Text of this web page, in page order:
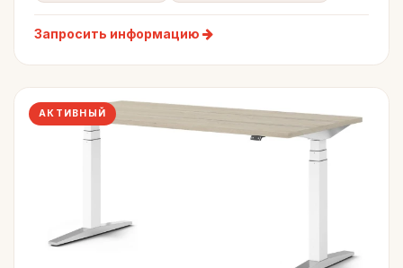
Запросить информацию
АКТИВНЫЙ